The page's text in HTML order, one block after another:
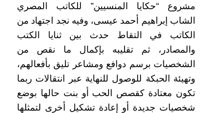
مشروع “حكايا المنسيين” للكاتب المصري
الشاب إبراهيم أحمد عيسى، وفيه نجد اجتهاد من
الكاتب في التقاط حدث بين ثنايا الكتب
والمصادر، ثم تقليبه بإكمال ما نقص من
الشخصيات برسم دوافع ومشاعر تليق بأفعالهم،
وتهيئة الحبكة للوصول للنهاية عبر انتقالات ربما
تكون معتادة كقصص الحب أو بنت حالها بوضع
شخصيات جديدة أو إعادة تشكيل أخرى لتمثلها